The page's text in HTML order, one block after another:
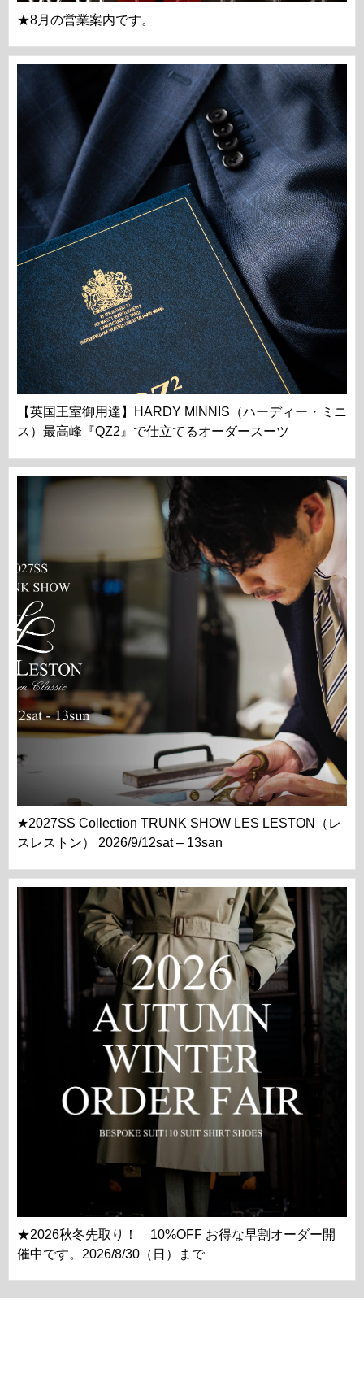
★8月の営業案内です。
【英国王室御用達】HARDY MINNIS（ハーディー・ミニ
ス）最高峰『QZ2』で仕立てるオーダースーツ
★2027SS Collection TRUNK SHOW LES LESTON（レ
スレストン） 2026/9/12sat – 13san
★2026秋冬先取り！ 10%OFF お得な早割オーダー開
催中です。2026/8/30（日）まで